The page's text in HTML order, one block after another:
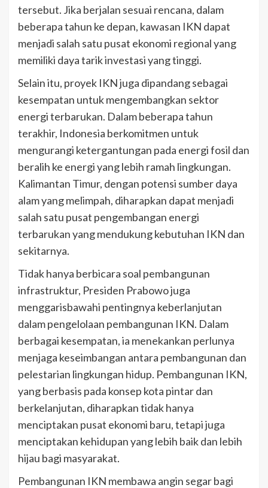
tersebut. Jika berjalan sesuai rencana, dalam
beberapa tahun ke depan, kawasan IKN dapat
menjadi salah satu pusat ekonomi regional yang
memiliki daya tarik investasi yang tinggi.
Selain itu, proyek IKN juga dipandang sebagai
kesempatan untuk mengembangkan sektor
energi terbarukan. Dalam beberapa tahun
terakhir, Indonesia berkomitmen untuk
mengurangi ketergantungan pada energi fosil dan
beralih ke energi yang lebih ramah lingkungan.
Kalimantan Timur, dengan potensi sumber daya
alam yang melimpah, diharapkan dapat menjadi
salah satu pusat pengembangan energi
terbarukan yang mendukung kebutuhan IKN dan
sekitarnya.
Tidak hanya berbicara soal pembangunan
infrastruktur, Presiden Prabowo juga
menggarisbawahi pentingnya keberlanjutan
dalam pengelolaan pembangunan IKN. Dalam
berbagai kesempatan, ia menekankan perlunya
menjaga keseimbangan antara pembangunan dan
pelestarian lingkungan hidup. Pembangunan IKN,
yang berbasis pada konsep kota pintar dan
berkelanjutan, diharapkan tidak hanya
menciptakan pusat ekonomi baru, tetapi juga
menciptakan kehidupan yang lebih baik dan lebih
hijau bagi masyarakat.
Pembangunan IKN membawa angin segar bagi